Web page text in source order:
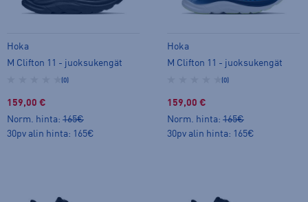
Hoka
M Clifton 11 - juoksukengät
(0)
159,00 €
Norm. hinta: 165€
30pv alin hinta: 165€
Hoka
M Clifton 11 - juoksukengät
(0)
159,00 €
Norm. hinta: 165€
30pv alin hinta: 165€